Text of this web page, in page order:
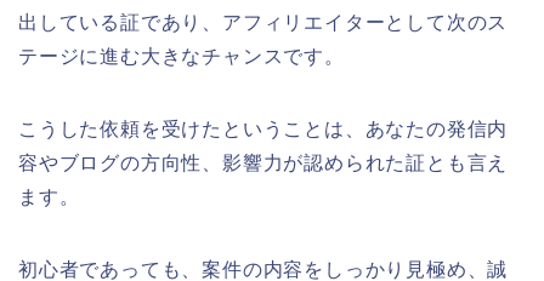
出している証であり、アフィリエイターとして次のス
テージに進む大きなチャンスです。
こうした依頼を受けたということは、あなたの発信内
容やブログの方向性、影響力が認められた証とも言え
ます。
初心者であっても、案件の内容をしっかり見極め、誠